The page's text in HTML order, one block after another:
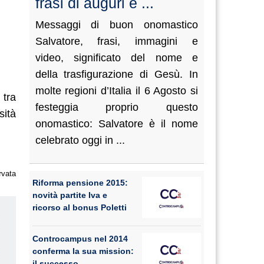
tra
Messaggi di buon onomastico
Salvatore, frasi, immagini e
video, significato del nome e
della trasfigurazione di Gesù. In
molte regioni d’Italia il 6 Agosto si
festeggia proprio questo
onomastico: Salvatore è il nome
celebrato oggi in ...
Riforma pensione 2015:
novità partite Iva e
ricorso al bonus Poletti
Controcampus nel 2014
conferma la sua mission: